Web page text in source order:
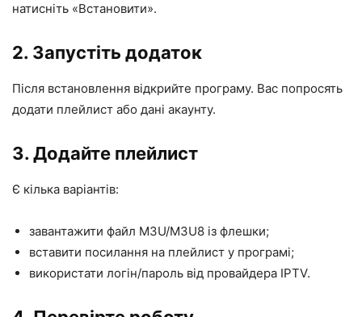
натисніть «Встановити».
2. Запустіть додаток
Після встановлення відкрийте програму. Вас попросять
додати плейлист або дані акаунту.
3. Додайте плейлист
Є кілька варіантів:
завантажити файл M3U/M3U8 із флешки;
вставити посилання на плейлист у програмі;
використати логін/пароль від провайдера IPTV.